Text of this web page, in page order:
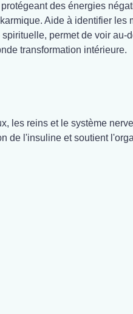
des énergies
Aide à identifier les
permet de voir
transformation intérieure.
les reins et le système
de l'insuline et soutient